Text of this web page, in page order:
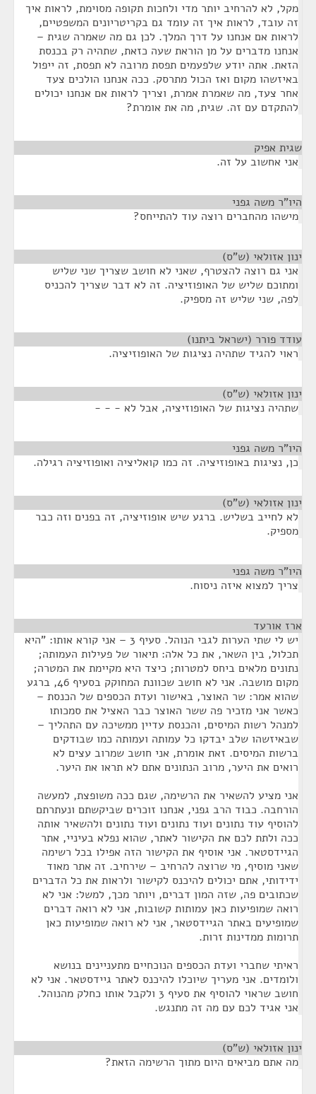
מקל, לא להרחיב יותר מדי ולחכות תקופה מסוימת, לראות איך
זה עובד, לראות איך זה עומד גם בקריטריונים המשפטיים,
לראות אם אנחנו על דרך המלך. לכן גם מה שאמרה שגית –
אנחנו מדברים על מן הוראת שעה כזאת, שתהיה רק בכנסת
הזאת. אתה יודע שלפעמים תפסת מרובה לא תפסת, זה ייפול
באיזשהו מקום ואז הכול מתרסק. ככה אנחנו הולכים צעד
אחר צעד, מה שאמרת אמרת, וצריך לראות אם אנחנו יכולים
להתקדם עם זה. שגית, מה את אומרת?
שגית אפיק
אני אחשוב על זה.
היו"ר משה גפני
מישהו מהחברים רוצה עוד להתייחס?
ינון אזולאי (ש"ס)
אני גם רוצה להצטרף, שאני לא חושב שצריך שני שליש
ומתוכם שליש של האופוזיציה. זה לא דבר שצריך להכניס
לפה, שני שליש זה מספיק.
עודד פורר (ישראל ביתנו)
ראוי להגיד שתהיה נציגות של האופוזיציה.
ינון אזולאי (ש"ס)
שתהיה נציגות של האופוזיציה, אבל לא - - -
היו"ר משה גפני
כן, נציגות באופוזיציה. זה כמו קואליציה ואופוזיציה רגילה.
ינון אזולאי (ש"ס)
לא לחייב בשליש. ברגע שיש אופוזיציה, זה בפנים וזה כבר
מספיק.
היו"ר משה גפני
צריך למצוא איזה ניסוח.
ארז אורעד
יש לי שתי הערות לגבי הנוהל. סעיף 3 – אני קורא אותו: "היא
תכלול, בין השאר, את כל אלה: תיאור של פעילות העמותה;
נתונים מלאים ביחס למטרות; כיצד היא מקיימת את המטרה;
מקום מושבה. אני לא חושב שכוונת המחוקק בסעיף 46, ברגע
שהוא אמר: שר האוצר, באישור ועדת הכספים של הכנסת –
כאשר אני מזכיר פה ששר האוצר כבר האציל את סמכותו
למנהל רשות המיסים, והכנסת עדיין ממשיכה עם התהליך –
שבאיזשהו שלב יבדקו כל עמותה ועמותה כמו שבודקים
ברשות המיסים. זאת אומרת, אני חושב שמרוב עצים לא
רואים את היער, מרוב הנתונים אתם לא תראו את היער.
אני מציע להשאיר את הרשימה, שגם ככה משופצת, למעשה
הורחבה. כבוד הרב גפני, אנחנו זוכרים שביקשתם ונעתרתם
להוסיף עוד נתונים ועוד נתונים ועוד נתונים ולהשאיר אותה
ככה ולתת לכם את הקישור לאתר, שהוא נפלא בעיניי, אתר
הגיידסטאר. אני אוסיף את הקישור הזה אפילו בכל רשימה
שאני מוסיף, מי שרוצה להרחיב – שירחיב. זה אתר מאוד
ידידותי, אתם יכולים להיכנס לקישור ולראות את כל הדברים
שכתובים פה, שזה המון דברים, ויותר מכך, למשל: אני לא
רואה שמופיעות כאן עמותות קשובות, אני לא רואה דברים
שמופיעים באתר הגיידסטאר, אני לא רואה שמופיעות כאן
תרומות ממדינות זרות.
ראיתי שחברי ועדת הכספים הנוכחיים מתעניינים בנושא
ולומדים. אני מעריך שיוכלו להיכנס לאתר גיידסטאר. אני לא
חושב שראוי להוסיף את סעיף 3 ולקבל אותו כחלק מהנוהל.
אני אגיד לכם עם מה זה מתנגש.
ינון אזולאי (ש"ס)
מה אתם מביאים היום מתוך הרשימה הזאת?